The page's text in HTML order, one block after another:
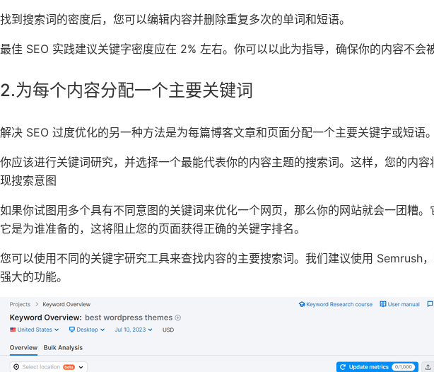
找到搜索词的密度后，您可以编辑内容并删除重复多次的单词和短语。
最佳 SEO 实践建议关键字密度应在 2% 左右。你可以以此为指导，确保你的内容不会
2.为每个内容分配一个主要关键词
解决 SEO 过度优化的另一种方法是为每篇博客文章和页面分配一个主要关键字或短语。
你应该进行关键词研究，并选择一个最能代表你的内容主题的搜索词。这样，您的内
现搜索意图
如果你试图用多个具有不同意图的关键词来优化一个网页，那么你的网站就会一团糟
它是为谁准备的，这将阻止您的页面获得正确的关键字排名。
您可以使用不同的关键字研究工具来查找内容的主要搜索词。我们建议使用 Semrush
强大的功能。